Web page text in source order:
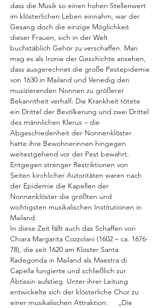
dass die Musik so einen hohen Stellenwert
im klösterlichen Leben einnahm, war der
Gesang doch die einzige Möglichkeit
dieser Frauen, sich in der Welt
buchstäblich Gehör zu verschaffen. Man
mag es als Ironie der Geschichte ansehen,
dass ausgerechnet die große Pestepidemie
von 1630 in Mailand und Venedig den
musizierenden Nonnen zu größerer
Bekanntheit verhalf: Die Krankheit tötete
ein Drittel der Bevölkerung und zwei Drittel
des männlichen Klerus – die
Abgeschiedenheit der Nonnenklöster
hatte ihre Bewohnerinnen hingegen
weitestgehend vor der Pest bewahrt.
Entgegen strenger Restriktionen von
Seiten kirchlicher Autoritäten waren nach
der Epidemie die Kapellen der
Nonnenklöster die größten und
wichtigsten musikalischen Institutionen in
Mailand.
In diese Zeit fällt auch das Schaffen von
Chiara Margarita Cozzolani (1602 – ca. 1676-
78), die seit 1620 am Kloster Santa
Radegonda in Mailand als Maestra di
Capella fungierte und schließlich zur
Äbtissin aufstieg. Unter ihrer Leitung
entwickelte sich der klösterliche Chor zu
einer musikalischen Attraktion:     „Die